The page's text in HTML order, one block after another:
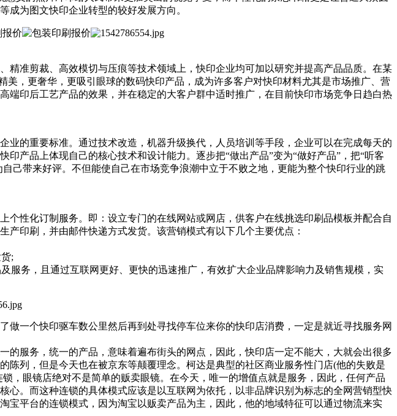
成为图文快印企业转型的较好发展方向。
准剪裁、高效模切与压痕等技术领域上，快印企业均可加以研究并提高产品品质。在某
，更奢华，更吸引眼球的数码快印产品，成为许多客户对快印材料尤其是市场推广、营
印后工艺产品的效果，并在稳定的大客户群中适时推广，在目前快印市场竞争日趋白热
的重要标准。通过技术改造，机器升级换代，人员培训等手段，企业可以在完成每天的
产品上体现自己的核心技术和设计能力。逐步把“做出产品”变为“做好产品”，把“听客
己带来好评。不但能使自己在市场竞争浪潮中立于不败之地，更能为整个快印行业的跳
性化订制服务。即：设立专门的在线网站或网店，供客户在线挑选印刷品模板并配合自
印刷，并由邮件快递方式发货。该营销模式有以下几个主要优点：
;
务，且通过互联网更好、更快的迅速推广，有效扩大企业品牌影响力及销售规模，实
一个快印驱车数公里然后再到处寻找停车位来你的快印店消费，一定是就近寻找服务网
的服务，统一的产品，意味着遍布街头的网点，因此，快印店一定不能大，大就会出很多
列，但是今天也在被京东等颠覆理念。柯达是典型的社区商业服务性门店(他的失败是
，眼镜店绝对不是简单的贩卖眼镜。在今天，唯一的增值点就是服务，因此，任何产品
。而这种连锁的具体模式应该是以互联网为依托，以非品牌识别为标志的全网营销型快
平台的连锁模式，因为淘宝以贩卖产品为主，因此，他的地域特征可以通过物流来实